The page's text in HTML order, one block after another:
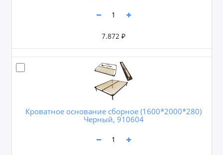
7.872 ₽
Кроватное основание сборное (1600*2000*280)
Черный, 910604